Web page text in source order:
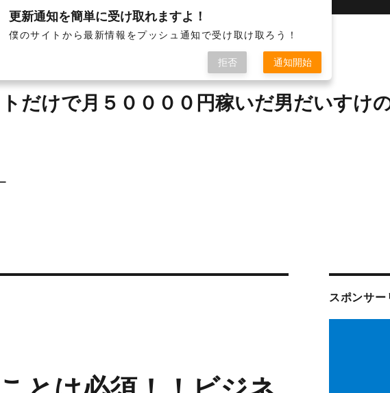
けで月５００００円稼いだ男だいすけ
スポンサー
更新通知を簡単に受け取れますよ！
僕のサイトから最新情報をプッシュ通知で受け取け取ろう！
拒否 通知開始